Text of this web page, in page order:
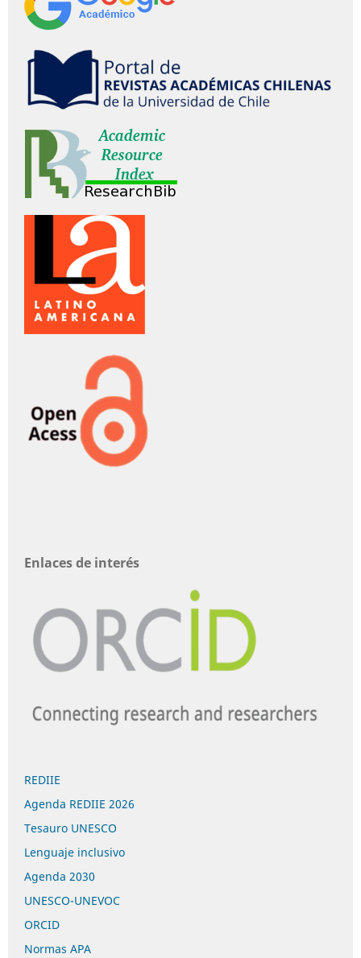
Enlaces de interés
REDIIE
Agenda REDIIE 2026
Tesauro UNESCO
Lenguaje inclusivo
Agenda 2030
UNESCO-UNEVOC
ORCID
Normas APA